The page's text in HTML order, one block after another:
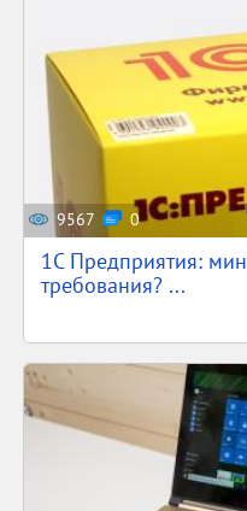
9567 0
1С Предприятия:
требования? ...